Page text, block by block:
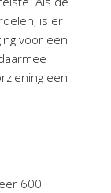
is er
voor een
een
600